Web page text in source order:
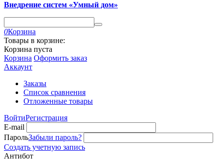
Внедрение систем «Умный дом»
0Корзина
Товары в корзине:
Корзина пуста
Корзина Оформить заказ
Аккаунт
Заказы
Список сравнения
Отложенные товары
ВойтиРегистрация
E-mail
ПарольЗабыли пароль?
Создать учетную запись
Антибот